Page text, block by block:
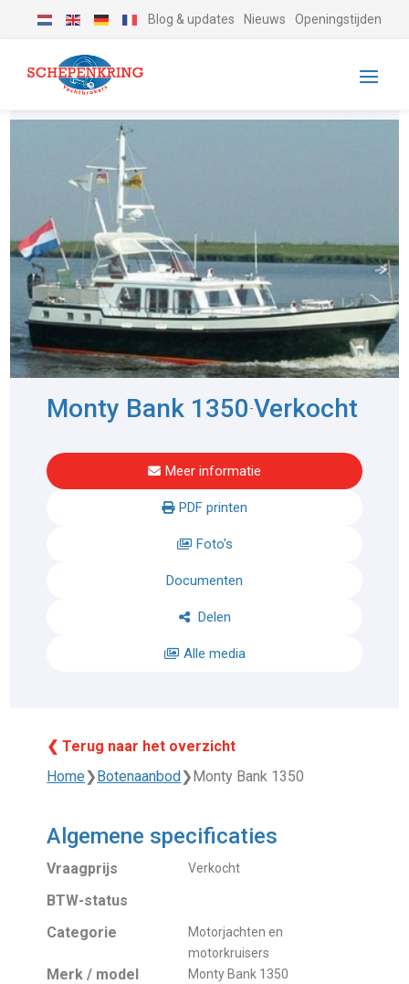
Blog & updates Nieuws Openingstijden
Monty Bank 1350-Verkocht
Meer informatie
PDF printen
Foto's
Documenten
Delen
Alle media
❮ Terug naar het overzicht
Home❯Botenaanbod❯Monty Bank 1350
Algemene specificaties
Vraagprijs Verkocht
BTW-status
Categorie
Motorjachten en
motorkruisers
Merk / model Monty Bank 1350